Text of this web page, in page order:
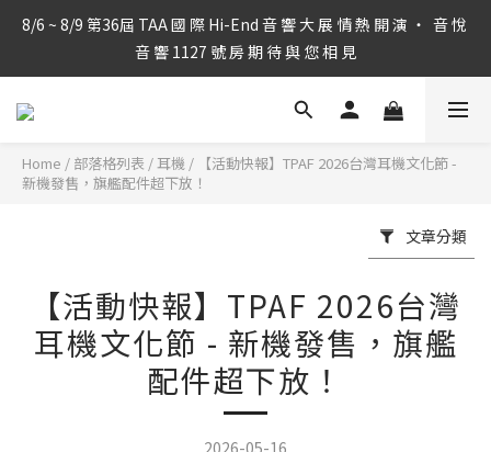
8/6 ~ 8/9 第36屆 TAA 國 際 Hi-End 音 響 大 展 情 熱 開 演 ‧  音 悅
音 響 1127 號 房 期 待 與 您 相 見
8/6 ~ 8/9 第36屆 TAA 國 際 Hi-End 音 響 大 展 情 熱 開 演 ‧  音 悅
音 響 1127 號 房 期 待 與 您 相 見
音 悅 音 響 線 上 商 城 獨 家 優 惠 ‧ 即 刻 " 點 擊 " 手 刀 下 單 撿 福
音 悅 音 響 線 上 商 城 每 月 限 時 特 價 ‧ 趕 緊 " 點 擊 " 查 閱 即 享
8/6 ~ 8/9 第36屆 TAA 國 際 Hi-End 音 響 大 展 情 熱 開 演 ‧  音 悅
Home / 部落格列表 /耳機 /
【活動快報】TPAF 2026台灣耳機文化節 -
新機發售，旗艦配件超下放！
文章分類
【活動快報】TPAF 2026台灣
耳機文化節 - 新機發售，旗艦
配件超下放！
2026-05-16